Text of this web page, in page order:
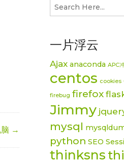
脑 →
一片浮云
Ajax anaconda APC
centos cookies
firebug firefox
Jimmy
mysql
python SEO
thinksns